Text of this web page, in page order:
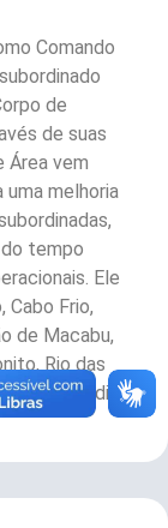
Comando
de
de suas
Área vem
melhoria
tempo
Ele
Cabo Frio,
de Macabu,
Rio das
e Silva Jardim.